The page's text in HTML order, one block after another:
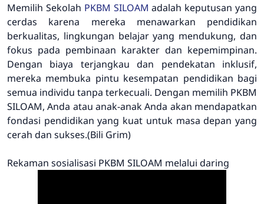
Memilih Sekolah PKBM SILOAM adalah keputusan yang
cerdas karena mereka menawarkan pendidikan
berkualitas, lingkungan belajar yang mendukung, dan
fokus pada pembinaan karakter dan kepemimpinan.
Dengan biaya terjangkau dan pendekatan inklusif,
mereka membuka pintu kesempatan pendidikan bagi
semua individu tanpa terkecuali. Dengan memilih PKBM
SILOAM, Anda atau anak-anak Anda akan mendapatkan
fondasi pendidikan yang kuat untuk masa depan yang
cerah dan sukses.(Bili Grim)
Rekaman sosialisasi PKBM SILOAM melalui daring